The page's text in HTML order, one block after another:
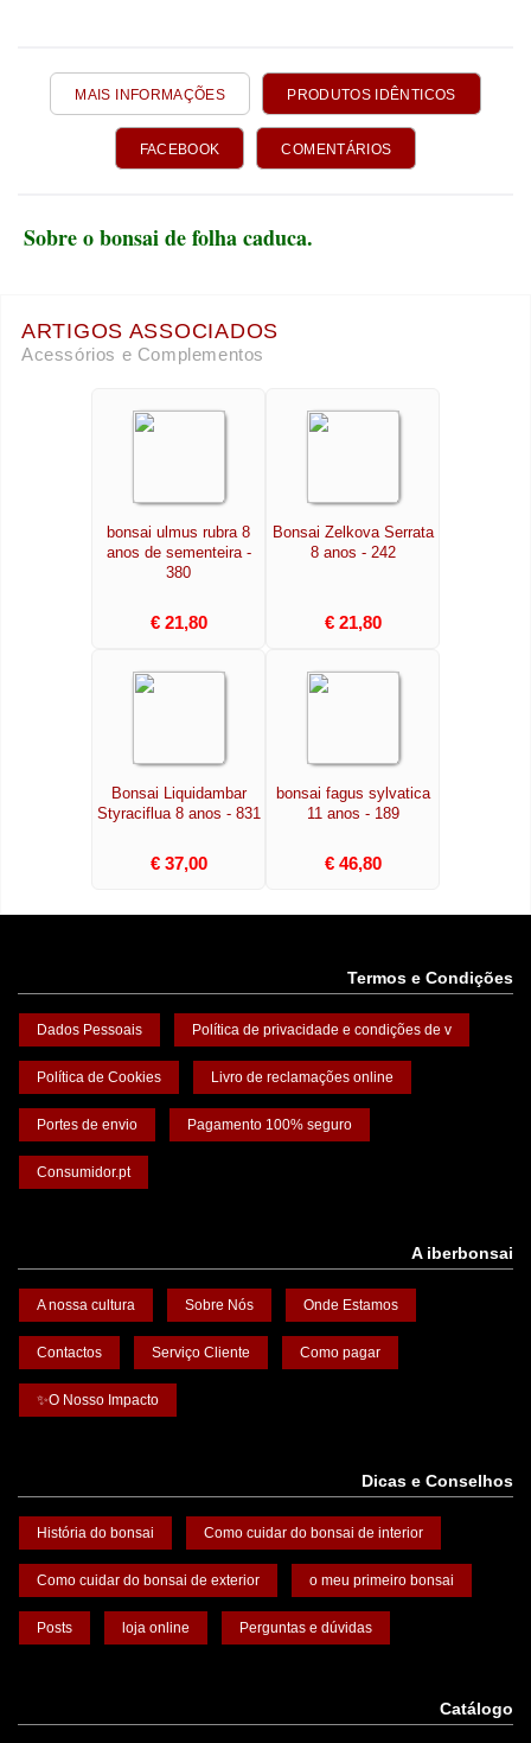
MAIS INFORMAÇÕES PRODUTOS IDÊNTICOS
FACEBOOK COMENTÁRIOS
Sobre o bonsai de folha caduca.
ARTIGOS ASSOCIADOS
Acessórios e Complementos
bonsai ulmus rubra 8
anos de sementeira -
380
€ 21,80
Bonsai Zelkova Serrata
8 anos - 242
€ 21,80
Bonsai Liquidambar
Styraciflua 8 anos - 831
€ 37,00
bonsai fagus sylvatica
11 anos - 189
€ 46,80
Termos e Condições
Dados Pessoais Política de privacidade e condições de v
Política de Cookies Livro de reclamações online
Portes de envio Pagamento 100% seguro
Consumidor.pt
A iberbonsai
A nossa cultura Sobre Nós Onde Estamos
Contactos Serviço Cliente Como pagar
✨O Nosso Impacto
Dicas e Conselhos
História do bonsai Como cuidar do bonsai de interior
Como cuidar do bonsai de exterior o meu primeiro bonsai
Posts loja online Perguntas e dúvidas
Catálogo